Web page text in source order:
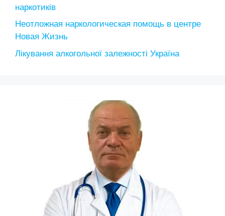
наркотиків
Неотложная наркологическая помощь в центре
Новая Жизнь
Лікування алкогольної залежності Україна